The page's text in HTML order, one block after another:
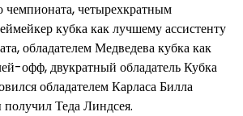
чемпионата, четырехкратным
кубка как лучшему ассистенту
обладателем Медведева кубка как
офф, двукратный обладатель Кубка
обладателем Карласа Билла
Теда Линдсея.